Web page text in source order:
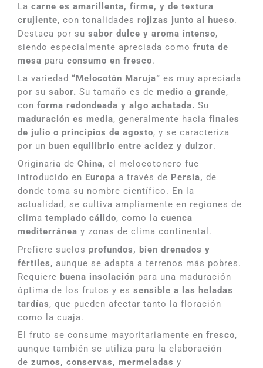
La carne es amarillenta, firme, y de textura
crujiente, con tonalidades rojizas junto al hueso.
Destaca por su sabor dulce y aroma intenso,
siendo especialmente apreciada como fruta de
mesa para consumo en fresco.
La variedad “Melocotón Maruja” es muy apreciada
por su sabor. Su tamaño es de medio a grande,
con forma redondeada y algo achatada. Su
maduración es media, generalmente hacia finales
de julio o principios de agosto, y se caracteriza
por un buen equilibrio entre acidez y dulzor.
Originaria de China, el melocotonero fue
introducido en Europa a través de Persia, de
donde toma su nombre científico. En la
actualidad, se cultiva ampliamente en regiones de
clima templado cálido, como la cuenca
mediterránea y zonas de clima continental.
Prefiere suelos profundos, bien drenados y
fértiles, aunque se adapta a terrenos más pobres.
Requiere buena insolación para una maduración
óptima de los frutos y es sensible a las heladas
tardías, que pueden afectar tanto la floración
como la cuaja.
El fruto se consume mayoritariamente en fresco,
aunque también se utiliza para la elaboración
de zumos, conservas, mermeladas y